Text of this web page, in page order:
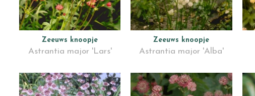
Zeeuws knoopje
Astrantia major 'Lars'
Zeeuws knoopje
Astrantia major 'Alba'